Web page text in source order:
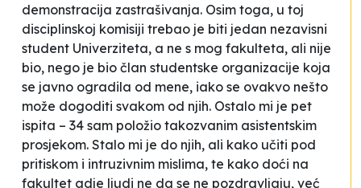
demonstracija zastrašivanja. Osim toga, u toj
disciplinskoj komisiji trebao je biti jedan nezavisni
student Univerziteta, a ne s mog fakulteta, ali nije
bio, nego je bio član studentske organizacije koja
se javno ogradila od mene, iako se ovakvo nešto
može dogoditi svakom od njih. Ostalo mi je pet
ispita – 34 sam položio takozvanim asistentskim
prosjekom. Stalo mi je do njih, ali kako učiti pod
pritiskom i intruzivnim mislima, te kako doći na
fakultet gdje ljudi ne da se ne pozdravljaju, već